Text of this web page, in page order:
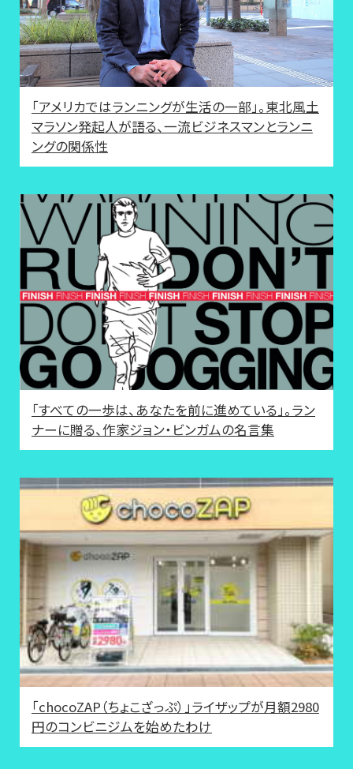
「アメリカではランニングが生活の一部」。東北風土
マラソン発起人が語る、一流ビジネスマンとランニ
ングの関係性
「すべての一歩は、あなたを前に進めている」。ラン
ナーに贈る、作家ジョン・ビンガムの名言集
「chocoZAP（ちょこざっぷ）」ライザップが月額2980
円のコンビニジムを始めたわけ